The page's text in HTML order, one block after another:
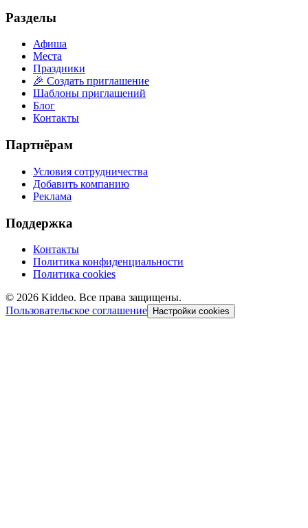
Разделы
Афиша
Места
Праздники
🎉 Создать приглашение
Шаблоны приглашений
Блог
Контакты
Партнёрам
Условия сотрудничества
Добавить компанию
Реклама
Поддержка
Контакты
Политика конфиденциальности
Политика cookies
© 2026 Kiddeo. Все права защищены.
Пользовательское соглашение
Настройки cookies